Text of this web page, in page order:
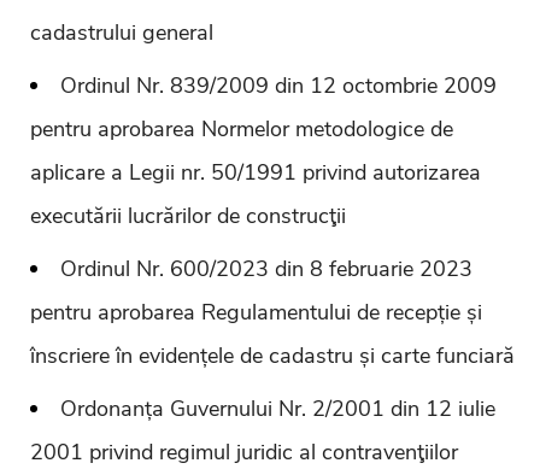
cadastrului general
Ordinul Nr. 839/2009 din 12 octombrie 2009
pentru aprobarea Normelor metodologice de
aplicare a Legii nr. 50/1991 privind autorizarea
executării lucrărilor de construcţii
Ordinul Nr. 600/2023 din 8 februarie 2023
pentru aprobarea Regulamentului de recepție și
înscriere în evidențele de cadastru și carte funciară
Ordonanța Guvernului Nr. 2/2001 din 12 iulie
2001 privind regimul juridic al contravenţiilor